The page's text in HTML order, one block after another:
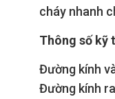
cháy nhanh
Thông số kỹ
Đường kính
Đường kính